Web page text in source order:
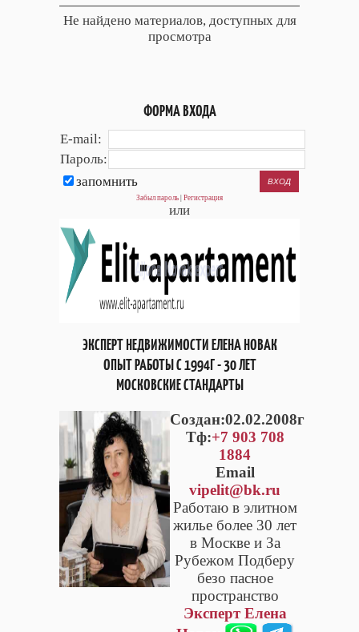
Не найдено материалов, доступных для
просмотра
ФОРМА ВХОДА
E-mail:
Пароль:
запомнить
Забыл пароль Регистрация
или
ЭКСПЕРТ НЕДВИЖИМОСТИ ЕЛЕНА НОВАК
ОПЫТ РАБОТЫ С 1994Г - 30 ЛЕТ
МОСКОВСКИЕ СТАНДАРТЫ
Cоздан:02.02.2008г
Тф:+7 903 708
1884
Email
vipelit@bk.ru
Работаю в элитном
жилье более 30 лет
в Москве и За
Рубежом Подберу
безо пасное
пространство
Эксперт Елена